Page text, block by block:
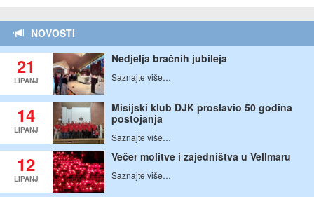
NOVOSTI
21
LIPANJ
Nedjelja bračnih jubileja
Saznajte više…
14
LIPANJ
Misijski klub DJK proslavio 50 godina
postojanja
Saznajte više…
12
LIPANJ
Večer molitve i zajedništva u Vellmaru
Saznajte više…